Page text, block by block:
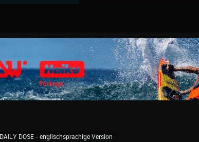
DAILY DOSE - englischsprachige Version